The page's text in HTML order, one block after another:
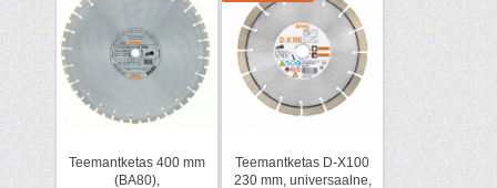
Teemantketas 400 mm
(BA80),
Teemantketas D-X100
230 mm, universaalne,